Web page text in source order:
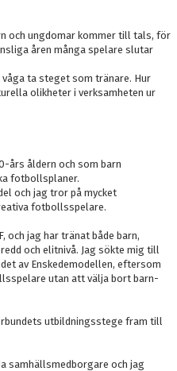
och ungdomar kommer till tals, för
åren många spelare slutar
ta steget som tränare. Hur
olikheter i verksamheten ur
års åldern och som barn
fotbollsplaner.
och jag tror på mycket
fotbollsspelare.
och jag har tränat både barn,
och elitnivå. Jag sökte mig till
av Enskedemodellen, eftersom
utan att välja bort barn-
utbildningsstege fram till
samhällsmedborgare och jag